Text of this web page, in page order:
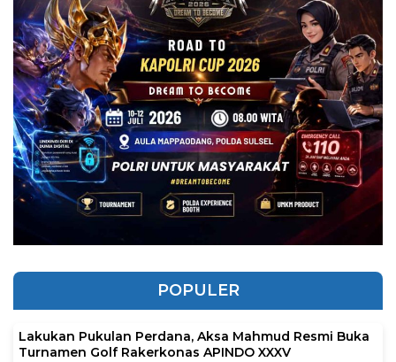
POPULER
Lakukan Pukulan Perdana, Aksa Mahmud Resmi Buka
Turnamen Golf Rakerkonas APINDO XXXV